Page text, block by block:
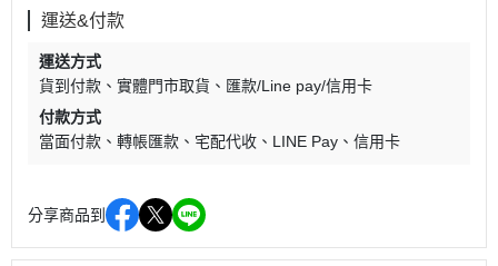
運送&付款
運送方式
貨到付款
實體門市取貨
匯款/Line pay/信用卡
付款方式
當面付款
轉帳匯款 宅配代收 LINE Pay 信用卡
分享商品到